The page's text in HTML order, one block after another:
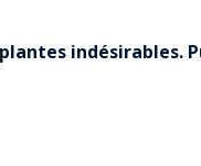
indésirables.